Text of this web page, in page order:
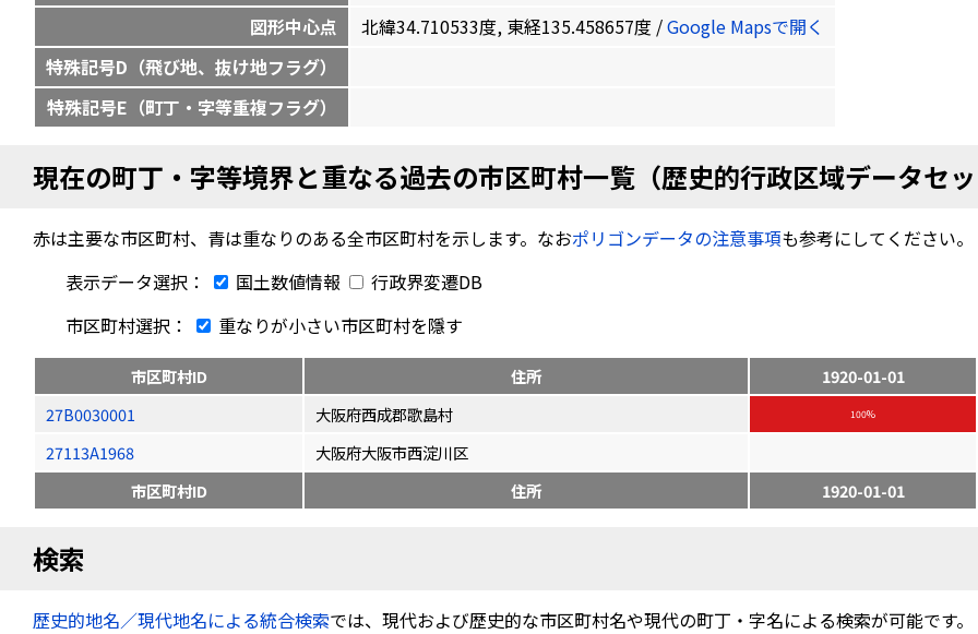
図形中心点
北緯34.710533度, 東経135.458657度 /Google Mapsで開く
特殊記号D（飛び地、抜け地フラグ）
特殊記号E（町丁・字等重複フラグ）
現在の町丁・字等境界と重なる過去の市区町村一覧（歴史的行政区域データセ
赤は主要な市区町村、青は重なりのある全市区町村を示します。なおポリゴンデータの注意事項も参考にしてください。
表示データ選択：
国土数値情報
行政界変遷DB
市区町村選択：
重なりが小さい市区町村を隱す
市区町村ID 住所
1920-01-01
27B0030001
大阪府西成郡歌島村 100%
27113A1968
大阪府大阪市西淀川区
市区町村ID
住所 1920-01-01
検索
歴史的地名／現代地名による統合検索では、現代および歴史的な市区町村名や現代の町丁・字名による検索が可能です。